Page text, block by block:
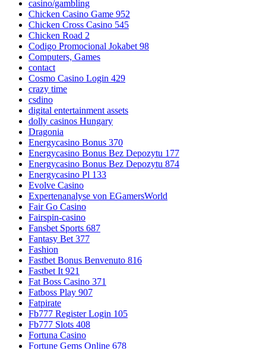
casino/gambling
Chicken Casino Game 952
Chicken Cross Casino 545
Chicken Road 2
Codigo Promocional Jokabet 98
Computers, Games
contact
Cosmo Casino Login 429
crazy time
csdino
digital entertainment assets
dolly casinos Hungary
Dragonia
Energycasino Bonus 370
Energycasino Bonus Bez Depozytu 177
Energycasino Bonus Bez Depozytu 874
Energycasino Pl 133
Evolve Casino
Expertenanalyse von EGamersWorld
Fair Go Casino
Fairspin-casino
Fansbet Sports 687
Fantasy Bet 377
Fashion
Fastbet Bonus Benvenuto 816
Fastbet It 921
Fat Boss Casino 371
Fatboss Play 907
Fatpirate
Fb777 Register Login 105
Fb777 Slots 408
Fortuna Casino
Fortune Gems Online 678